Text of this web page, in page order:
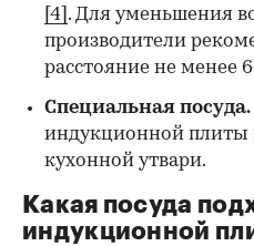
[4] . Для уменьшения
производители
расстояние не менее
Специальная посуда.
индукционной плиты
кухонной утвари.
Какая посуда
индукционной